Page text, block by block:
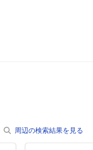
周辺の検索結果を見る